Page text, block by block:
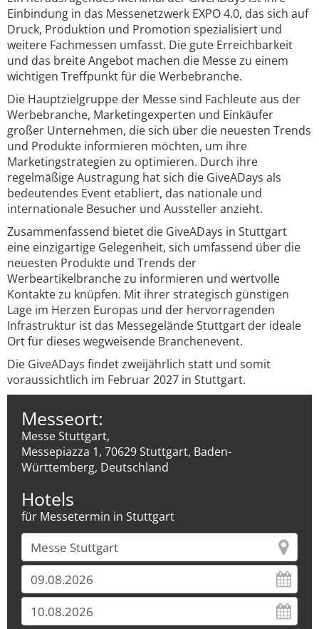
Einbindung in das Messenetzwerk EXPO 4.0, das sich auf
Druck, Produktion und Promotion spezialisiert und
weitere Fachmessen umfasst. Die gute Erreichbarkeit
und das breite Angebot machen die Messe zu einem
wichtigen Treffpunkt für die Werbebranche.
Die Hauptzielgruppe der Messe sind Fachleute aus der
Werbebranche, Marketingexperten und Einkäufer
großer Unternehmen, die sich über die neuesten Trends
und Produkte informieren möchten, um ihre
Marketingstrategien zu optimieren. Durch ihre
regelmäßige Austragung hat sich die GiveADays als
bedeutendes Event etabliert, das nationale und
internationale Besucher und Aussteller anzieht.
Zusammenfassend bietet die GiveADays in Stuttgart
eine einzigartige Gelegenheit, sich umfassend über die
neuesten Produkte und Trends der
Werbeartikelbranche zu informieren und wertvolle
Kontakte zu knüpfen. Mit ihrer strategisch günstigen
Lage im Herzen Europas und der hervorragenden
Infrastruktur ist das Messegelände Stuttgart der ideale
Ort für dieses wegweisende Branchenevent.
Die GiveADays findet zweijährlich statt und somit
voraussichtlich im Februar 2027 in Stuttgart.
Messeort:
Messe Stuttgart,
Messepiazza 1, 70629 Stuttgart, Baden-
Württemberg, Deutschland
Hotels
für Messetermin in Stuttgart